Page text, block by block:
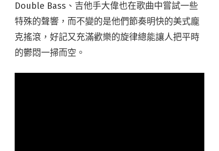
Double Bass、吉他手大偉也在歌曲中嘗試一些
特殊的聲響，而不變的是他們節奏明快的美式龐
克搖滾，好記又充滿歡樂的旋律總能讓人把平時
的鬱悶一掃而空。